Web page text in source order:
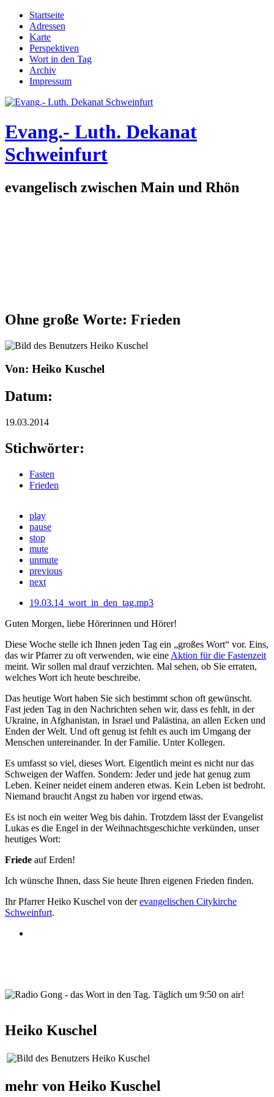
Direkt zum Inhalt
Hauptmenü
Startseite
Adressen
Karte
Perspektiven
Wort in den Tag
Archiv
Impressum
Evang.- Luth. Dekanat
Schweinfurt
evangelisch zwischen Main und Rhön
Ohne große Worte: Frieden
Von: Heiko Kuschel
Datum:
19.03.2014
Stichwörter:
Fasten
Frieden
play
pause
stop
mute
unmute
previous
next
19.03.14_wort_in_den_tag.mp3
Guten Morgen, liebe Hörerinnen und Hörer!
Diese Woche stelle ich Ihnen jeden Tag ein „großes Wort“ vor. Eins,
das wir Pfarrer zu oft verwenden, wie eine Aktion für die Fastenzeit
meint. Wir sollen mal drauf verzichten. Mal sehen, ob Sie erraten,
welches Wort ich heute beschreibe.
Das heutige Wort haben Sie sich bestimmt schon oft gewünscht.
Fast jeden Tag in den Nachrichten sehen wir, dass es fehlt, in der
Ukraine, in Afghanistan, in Israel und Palästina, an allen Ecken und
Enden der Welt. Und oft genug ist fehlt es auch im Umgang der
Menschen untereinander. In der Familie. Unter Kollegen.
Es umfasst so viel, dieses Wort. Eigentlich meint es nicht nur das
Schweigen der Waffen. Sondern: Jeder und jede hat genug zum
Leben. Keiner neidet einem anderen etwas. Kein Leben ist bedroht.
Niemand braucht Angst zu haben vor irgend etwas.
Es ist noch ein weiter Weg bis dahin. Trotzdem lässt der Evangelist
Lukas es die Engel in der Weihnachtsgeschichte verkünden, unser
heutiges Wort:
Friede auf Erden!
Ich wünsche Ihnen, dass Sie heute Ihren eigenen Frieden finden.
Ihr Pfarrer Heiko Kuschel von derevangelischen Citykirche
Schweinfurt.
Heiko Kuschel
mehr von Heiko Kuschel